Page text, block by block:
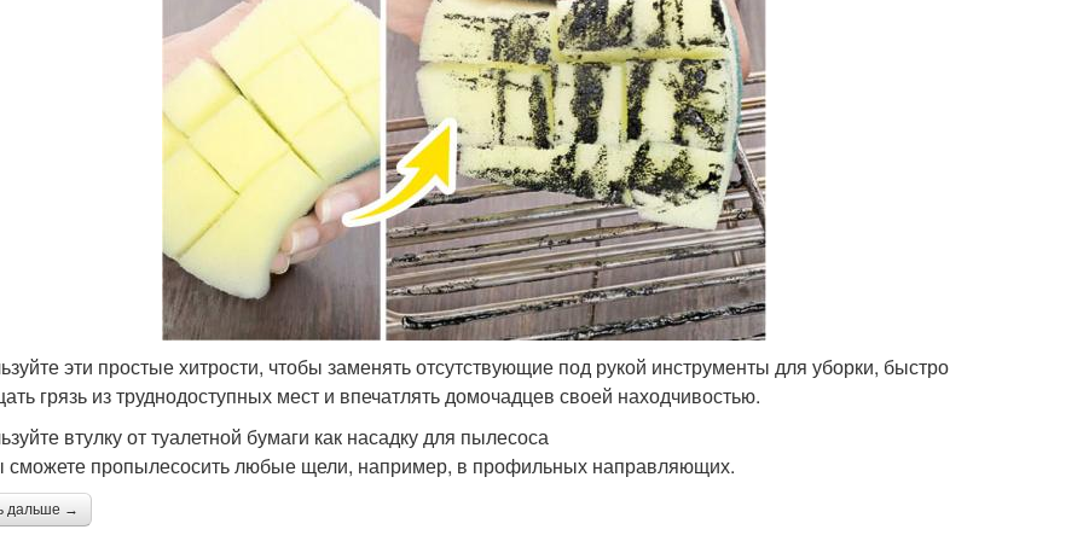
эти простые хитрости, чтобы заменять отсутствующие под рукой инструменты для уборки, быстро
грязь из труднодоступных мест и впечатлять домочадцев своей находчивостью.
втулку от туалетной бумаги как насадку для пылесоса
сможете пропылесосить любые щели, например, в профильных направляющих.
дальше →